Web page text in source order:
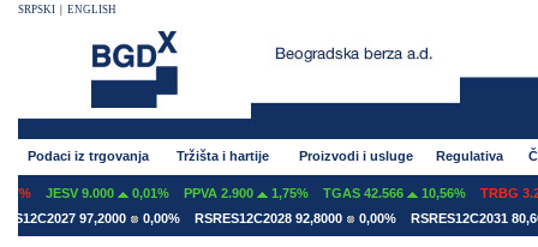
SRPSKI ENGLISH
Podaci iz trgovanja Tržišta i hartije Proizvodi i usluge Regulativa
JESV 9.000 0,01% PPVA 2.900 1,75% TGAS 42.566 10,56%
TRBG
97,2000
0,00% RSRES12C2028 92,8000 0,00% RSRES12C2031